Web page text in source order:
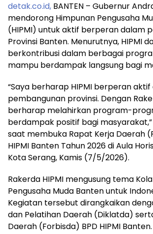
detak.co.id, BANTEN – Gubernur
mendorong Himpunan Pengusaha
(HIPMI) untuk aktif berperan dalam
Provinsi Banten. Menurutnya, HIPMI
berkontribusi dalam berbagai
mampu berdampak langsung bagi
“Saya berharap HIPMI berperan
pembangunan provinsi. Dengan
berharap melahirkan program-
berdampak positif bagi masyarakat,”
saat membuka Rapat Kerja Daerah
HIPMI Banten Tahun 2026 di Aula
Kota Serang, Kamis (7/5/2026).
Rakerda HIPMI mengusung tema
Pengusaha Muda Banten untuk
Kegiatan tersebut dirangkaikan
dan Pelatihan Daerah (Diklatda)
Daerah (Forbisda) BPD HIPMI Banten.